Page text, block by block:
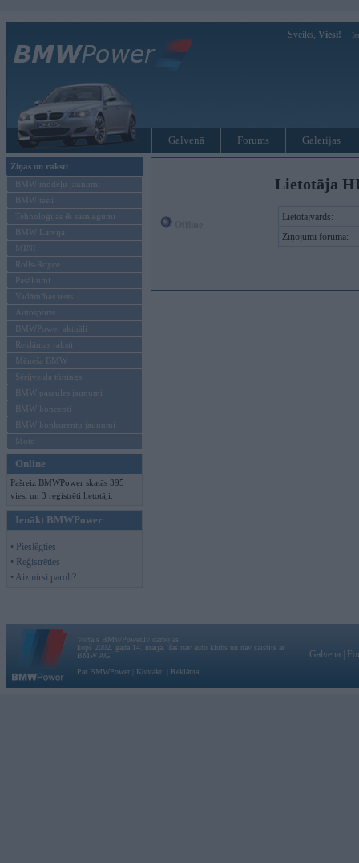
Sveiks, Viesi!
Galvenā Forums Galerijas
Ziņas un raksti
BMW modeļu jaunumi
BMW testi
Tehnoloģijas & sasniegumi
BMW Latvijā
MINI
Rolls-Royce
Pasākumi
Vadāmības tests
Autosports
BMWPower aktuāli
Reklāmas raksti
Mēneša BMW
Sērijveida tūnings
BMW pasaules jaunumi
BMW koncepti
BMW konkurentu jaunumi
Moto
Online
Pašreiz BMWPower skatās 395
viesi un 3 reģistrēti lietotāji.
Ienākt BMWPower
• Pieslēgties
• Reģistrēties
• Aizmirsi paroli?
Lietotāja
Lietotājvārds:
Ziņojumi forumā:
Vortāls BMWPower.lv darbojas
kopš 2002. gada 14. maija. Tas nav auto klubs un nav saistīts ar
BMW AG.
Par BMWPower
Kontakti Reklāma
Galvena